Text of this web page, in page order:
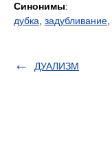
Синонимы:
дубка задубливание
ДУАЛИЗМ